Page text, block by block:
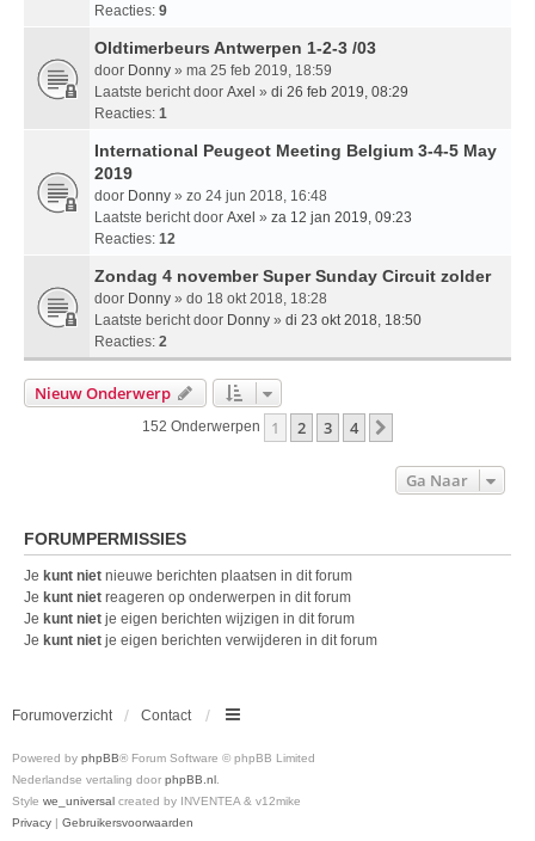
Reacties: 9
Oldtimerbeurs Antwerpen 1-2-3 /03
door Donny » ma 25 feb 2019, 18:59
Laatste bericht door Axel » di 26 feb 2019, 08:29
Reacties: 1
International Peugeot Meeting Belgium 3-4-5 May
2019
door Donny » zo 24 jun 2018, 16:48
Laatste bericht door Axel » za 12 jan 2019, 09:23
Reacties: 12
Zondag 4 november Super Sunday Circuit zolder
door Donny » do 18 okt 2018, 18:28
Laatste bericht door Donny » di 23 okt 2018, 18:50
Reacties: 2
Nieuw Onderwerp
152 Onderwerpen 1 2 3 4
Ga Naar
FORUMPERMISSIES
Je kunt niet nieuwe berichten plaatsen in dit forum
Je kunt niet reageren op onderwerpen in dit forum
Je kunt niet je eigen berichten wijzigen in dit forum
Je kunt niet je eigen berichten verwijderen in dit forum
Forumoverzicht Contact
Powered by phpBB® Forum Software © phpBB Limited
Nederlandse vertaling door phpBB.nl.
Style we_universal created by INVENTEA & v12mike
Privacy | Gebruikersvoorwaarden